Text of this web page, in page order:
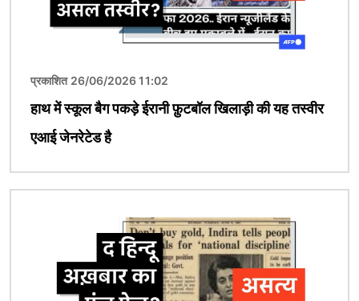
प्रकाशित 26/06/2026 11:02
हाथ में स्कूल बैग पकड़े ईरानी फ़ुटबॉल खिलाड़ी की यह तस्वीर
एआई जेनरेटेड है